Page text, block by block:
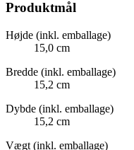
Produktmål
Højde (inkl. emballage)
15,0 cm
Bredde (inkl. emballage)
15,2 cm
Dybde (inkl. emballage)
15,2 cm
Vægt (inkl. emballage)